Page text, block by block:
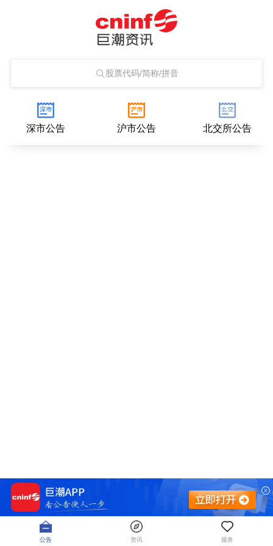
股票代码/简称/拼音
深市公告 沪市公告 北交所公告
公告 资讯 服务